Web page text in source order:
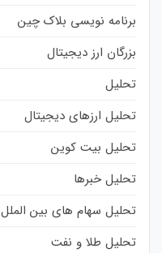
برنامه نویسی بلاک چین
بزرگان ارز دیجیتال
تحلیل
تحلیل ارزهای دیجیتال
تحلیل بیت کوین
تحلیل خبرها
تحلیل سهام های بین الملل
تحلیل طلا و نفت